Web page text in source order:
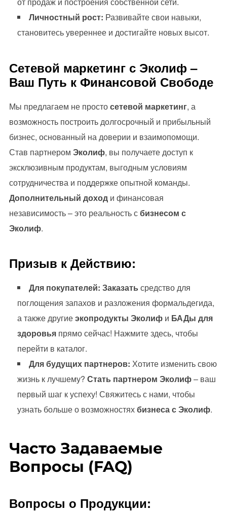
Личностный рост: Развивайте свои навыки,
становитесь увереннее и достигайте новых высот.
Сетевой маркетинг с Эколиф –
Ваш Путь к Финансовой Свободе
Мы предлагаем не простосетевой маркетинг, а
возможность построить долгосрочный и прибыльный
бизнес, основанный на доверии и взаимопомощи.
Став партнером Эколиф, вы получаете доступ к
эксклюзивным продуктам, выгодным условиям
сотрудничества и поддержке опытной команды.
Дополнительный доходи финансовая
независимость – это реальность сбизнесом с
Эколиф.
Призыв к Действию:
Для покупателей: Заказать средство для
поглощения запахов и разложения формальдегида,
а также другиеэкопродукты Эколифи БАДы для
здоровьяпрямо сейчас! Нажмите здесь, чтобы
перейти в каталог.
Для будущих партнеров: Хотите изменить свою
жизнь к лучшему? Стать партнером Эколиф– ваш
первый шаг к успеху! Свяжитесь с нами, чтобы
узнать больше о возможностяхбизнеса с Эколиф.
Часто Задаваемые
Вопросы (FAQ)
Вопросы о Продукции: